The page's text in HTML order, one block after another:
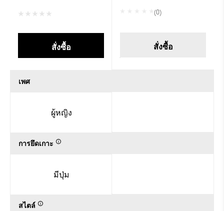
สั่งซื้อ
เพศ
ผู้หญิง
การยึดเกาะ
มีปุ่ม
สไตล์
(0)
สั่งซื้อ